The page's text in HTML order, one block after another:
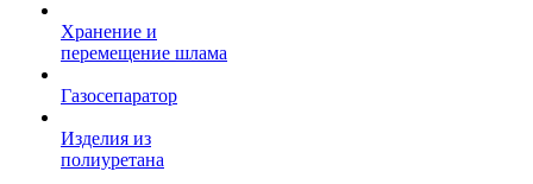
Хранение и
перемещение шлама
Газосепаратор
Изделия из
полиуретана